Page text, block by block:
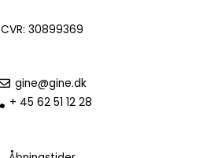
CVR: 30899369
gine@gine.dk
+ 45 62 51 12 28